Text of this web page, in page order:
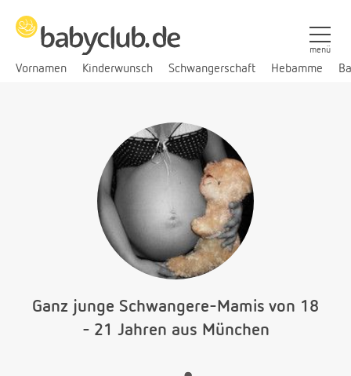
Vornamen Kinderwunsch Schwangerschaft Hebamme
menü
Ganz junge Schwangere-Mamis von 18
- 21 Jahren aus München